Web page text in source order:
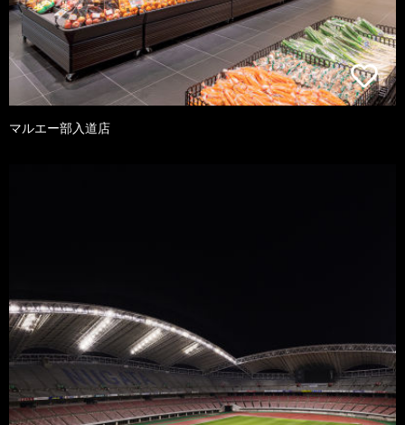
マルエー部入道店